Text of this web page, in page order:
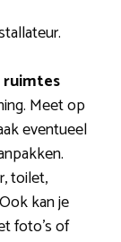
ruimtes
Meet op
eventueel
toilet,
kan je
foto’s of